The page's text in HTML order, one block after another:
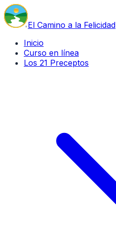
El Camino a la Felicidad
Inicio
Curso en línea
Los 21 Preceptos